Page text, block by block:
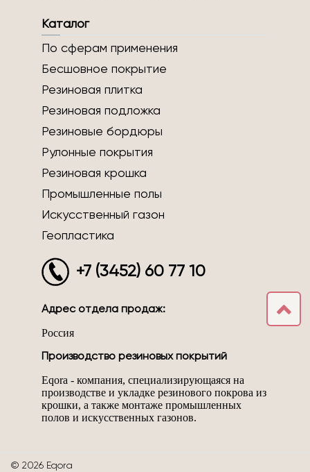
Каталог
По сферам применения
Бесшовное покрытие
Резиновая плитка
Резиновая подложка
Резиновые бордюры
Рулонные покрытия
Резиновая крошка
Промышленные полы
Искусственный газон
Геопластика
+7 (3452) 60 77 10
Адрес отдела продаж:
Россия
Производство резиновых покрытий
Eqora - компания, специализирующаяся на
производстве и укладке резинового покрова из
крошки, а также монтаже промышленных
полов и искусственных газонов.
© 2026 Eqora